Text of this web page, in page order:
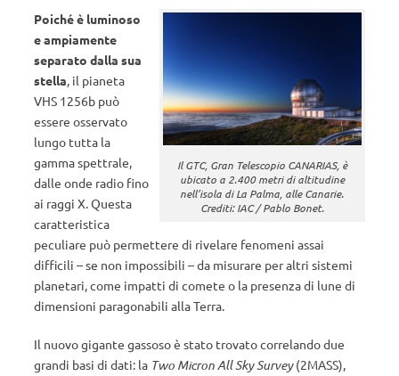
Il GTC, Gran Telescopio CANARIAS, è
ubicato a 2.400 metri di altitudine
nell’isola di La Palma, alle Canarie.
Crediti: IAC / Pablo Bonet.
Poiché è luminoso
e ampiamente
separato dalla sua
stella, il pianeta
VHS 1256b può
essere osservato
lungo tutta la
gamma spettrale,
dalle onde radio fino
ai raggi X. Questa
caratteristica
peculiare può permettere di rivelare fenomeni assai
difficili – se non impossibili – da misurare per altri sistemi
planetari, come impatti di comete o la presenza di lune di
dimensioni paragonabili alla Terra.
Il nuovo gigante gassoso è stato trovato correlando due
grandi basi di dati: la Two Micron All Sky Survey(2MASS),